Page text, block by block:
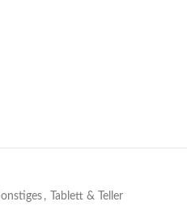
, Tablett & Teller